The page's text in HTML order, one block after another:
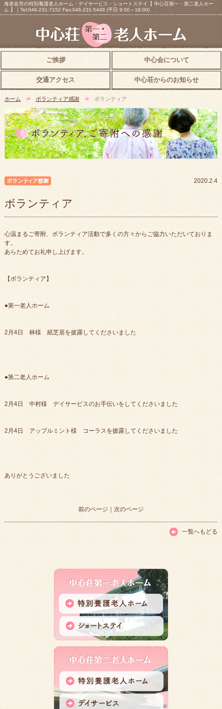
海老名市の特別養護老人ホーム・デイサービス・ショートステイ【 中心荘第一・第二老人ホー
ム 】｜Tel:046-231-7152 Fax:046-231-5449 (平日 9:00～18:00)
ご挨拶 中心会について
交通アクセス 中心荘からのお知らせ
ホーム ボランティア感謝 ボランティア
2020.2.4
ボランティア
心温まるご寄附、ボランティア活動で多くの方々からご協力いただいておりま
す。
あらためてお礼申し上げます。
【ボランティア】
●第一老人ホーム
2月4日 林様 紙芝居を披露してくださいました
●第二老人ホーム
2月4日 中村様 デイサービスのお手伝いをしてくださいました
2月4日 アップルミント様 コーラスを披露してくださいました
ありがとうございました
前のページ ｜ 次のページ
一覧へもどる